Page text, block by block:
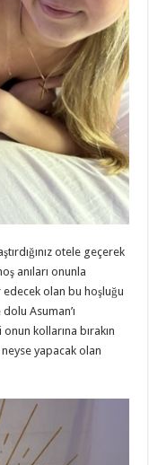
otele geçerek
anıları onunla
olan bu hoşluğu
Asuman’ı
kollarına bırakın
neyse yapacak olan